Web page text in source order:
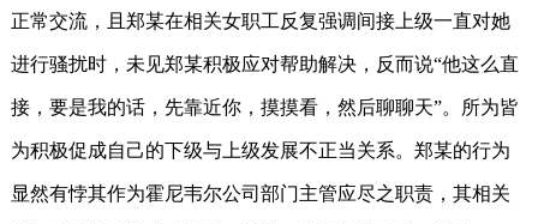
正常交流，且郑某在相关女职工反复强调间接上级一直对她
进行骚扰时，未见郑某积极应对帮助解决，反而说“他这么直
接，要是我的话，先靠近你，摸摸看，然后聊聊天”。所为皆
为积极促成自己的下级与上级发展不正当关系。郑某的行为
显然有悖其作为霍尼韦尔公司部门主管应尽之职责，其相关